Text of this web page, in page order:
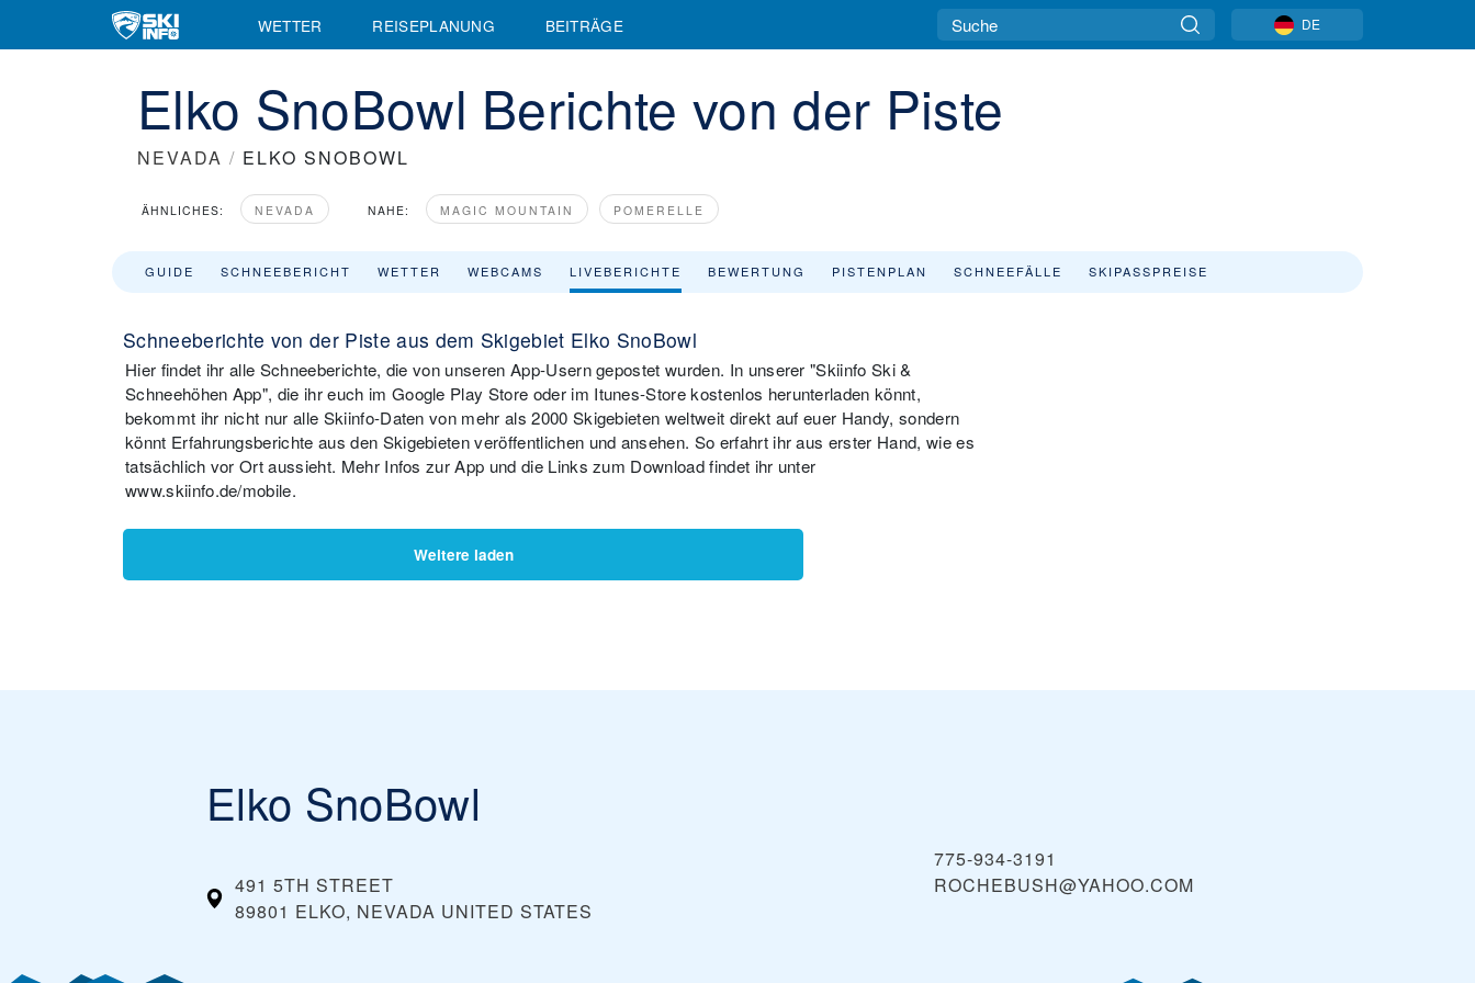
WETTER REISEPLANUNG BEITRÄGE DE
Elko SnoBowl Berichte von der Piste
NEVADA / ELKO SNOBOWL
ÄHNLICHES: NEVADA NAHE: MAGIC MOUNTAIN POMERELLE
GUIDE SCHNEEBERICHT WETTER WEBCAMS LIVEBERICHTE BEWERTUNG PISTENPLAN SCHNEEFÄLLE SKIPASSPREISE
Schneeberichte von der Piste aus dem Skigebiet Elko SnoBowl
Hier findet ihr alle Schneeberichte, die von unseren App-Usern gepostet wurden. In unserer "Skiinfo Ski &
Schneehöhen App", die ihr euch im Google Play Store oder im Itunes-Store kostenlos herunterladen könnt,
bekommt ihr nicht nur alle Skiinfo-Daten von mehr als 2000 Skigebieten weltweit direkt auf euer Handy, sondern
könnt Erfahrungsberichte aus den Skigebieten veröffentlichen und ansehen. So erfahrt ihr aus erster Hand, wie es
tatsächlich vor Ort aussieht. Mehr Infos zur App und die Links zum Download findet ihr unter
www.skiinfo.de/mobile.
Weitere laden
Elko SnoBowl
491 5TH STREET
89801 ELKO, NEVADA UNITED STATES
775-934-3191
ROCHEBUSH@YAHOO.COM